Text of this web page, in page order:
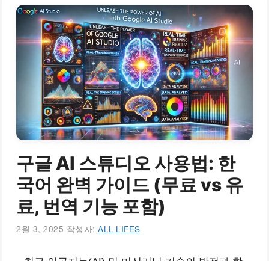
구글 AI 스튜디오 사용법: 한
국어 완벽 가이드 (무료 vs 유
료, 번역 기능 포함)
2월 3, 2025 작성자: ALL-LIFES